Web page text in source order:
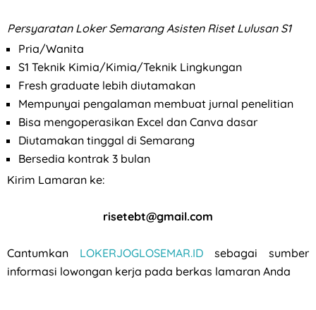
Persyaratan Loker Semarang Asisten Riset Lulusan S1
Pria/Wanita
S1 Teknik Kimia/Kimia/Teknik Lingkungan
Fresh graduate lebih diutamakan
Mempunyai pengalaman membuat jurnal penelitian
Bisa mengoperasikan Excel dan Canva dasar
Diutamakan tinggal di Semarang
Bersedia kontrak 3 bulan
Kirim Lamaran ke:
risetebt@gmail.com
Cantumkan LOKERJOGLOSEMAR.ID sebagai sumber
informasi lowongan kerja pada berkas lamaran Anda